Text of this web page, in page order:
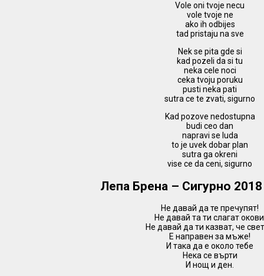
Vole oni tvoje necu
vole tvoje ne
ako ih odbijes
tad pristaju na sve
Nek se pita gde si
kad pozeli da si tu
neka cele noci
ceka tvoju poruku
pusti neka pati
sutra ce te zvati, sigurno
Kad pozove nedostupna
budi ceo dan
napravi se luda
to je uvek dobar plan
sutra ga okreni
vise ce da ceni, sigurno
Лепа Брена – Сигурно
Не давай да те пречупят!
Не давай та ти слагат
Не давай да ти казват, че
Е направен за мъже!
И така да е около тебе
Нека се върти
И нощ и ден.